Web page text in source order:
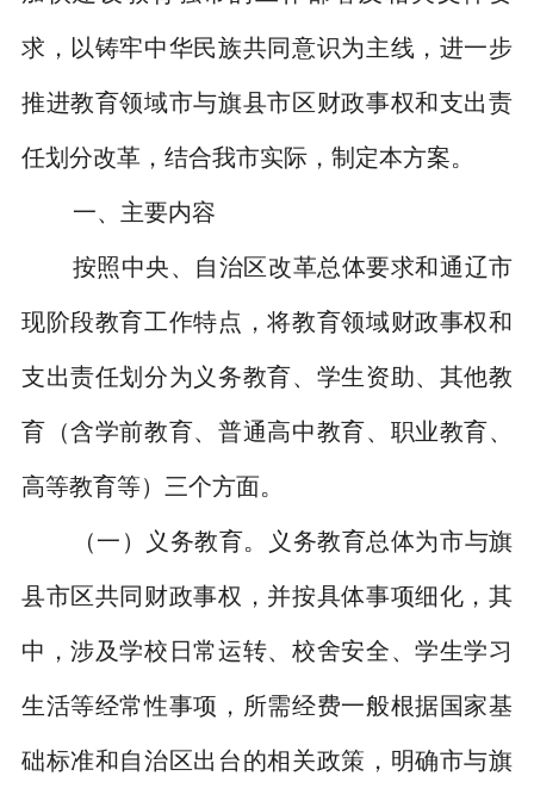
求，以铸牢中华民族共同意识为主线，进一步
推进教育领域市与旗县市区财政事权和支出责
任划分改革，结合我市实际，制定本方案。
一、主要内容
按照中央、自治区改革总体要求和通辽市
现阶段教育工作特点，将教育领域财政事权和
支出责任划分为义务教育、学生资助、其他教
育（含学前教育、普通高中教育、职业教育、
高等教育等）三个方面。
（一）义务教育。 义务教育总体为市与旗
县市区共同财政事权，并按具体事项细化，其
中，涉及学校日常运转、校舍安全、学生学习
生活等经常性事项，所需经费一般根据国家基
础标准和自治区出台的相关政策，明确市与旗